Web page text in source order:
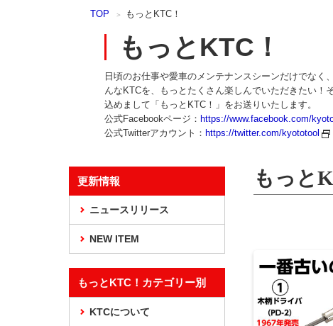
TOP もっとKTC！
もっとKTC！
日頃のお仕事や愛車のメンテナンスシーンだけでなく
んなKTCを、もっとたくさん楽しんでいただきたい！
込めまして「もっとKTC！」をお送りいたします。
公式Facebookページ： https://www.facebook.com/
公式Twitterアカウント： https://twitter.com/kyototool
もっと
更新情報
ニュースリリース
NEW ITEM
もっとKTC！カテゴリー別
KTCについて